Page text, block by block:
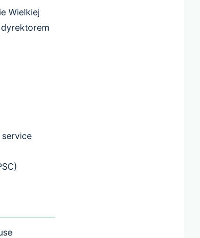
Wielkiej